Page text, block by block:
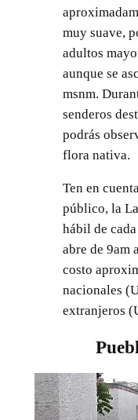
muy suave,
adultos
aunque se
msnm.
senderos
podrás
flora nativa.
Ten en
público, la
hábil de
abre de 9am
costo
nacionales
extranjeros